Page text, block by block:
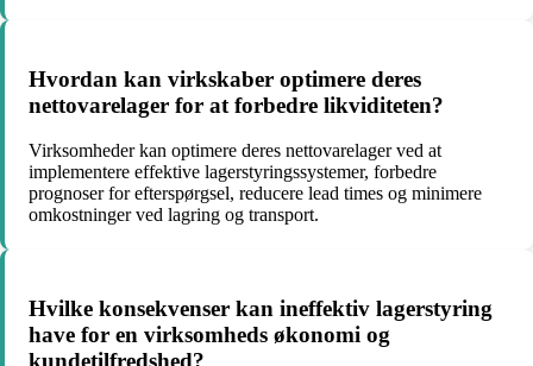
Hvordan kan virkskaber optimere deres
nettovarelager for at forbedre likviditeten?
Virksomheder kan optimere deres nettovarelager ved at
implementere effektive lagerstyringssystemer, forbedre
prognoser for efterspørgsel, reducere lead times og minimere
omkostninger ved lagring og transport.
Hvilke konsekvenser kan ineffektiv lagerstyring
have for en virksomheds økonomi og
kundetilfredshed?